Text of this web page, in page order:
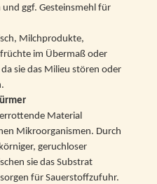
und ggf. Gesteinsmehl für
Milchprodukte,
im Übermaß oder
sie das Milieu stören oder
Material
Mikroorganismen. Durch
geruchloser
sie das Substrat
für Sauerstoffzufuhr.